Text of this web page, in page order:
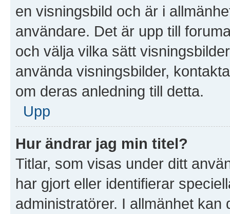
en visningsbild och är i
användare. Det är upp till
och välja vilka sätt
använda visningsbilder,
om deras anledning till detta.
Upp
Hur ändrar jag min titel?
Titlar, som visas under ditt
har gjort eller identifierar
administratörer. I allmänhet